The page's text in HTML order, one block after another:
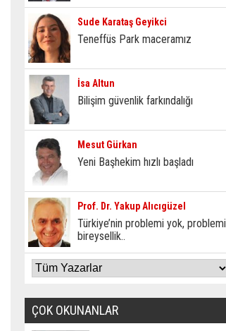
Sude Karataş Geyikci
Teneffüs Park maceramız
İsa Altun
Bilişim güvenlik farkındalığı
Mesut Gürkan
Yeni Başhekim hızlı başladı
Prof. Dr. Yakup Alıcıgüzel
Türkiye’nin problemi yok, problemi
bireysellik..
ÇOK OKUNANLAR